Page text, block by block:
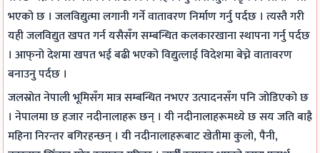
भएको छ । जलविद्युत्मा लगानी गर्ने वातावरण निर्माण गर्नु पर्दछ । त्यस्तै गरी
यही जलविद्युत खपत गर्न यसैसँग सम्बन्धित कलकारखाना स्थापना गर्नु पर्दछ
। आफ्‌नो देशमा खपत भई बढी भएको विद्युत्लाई विदेशमा बेच्ने वातावरण
बनाउनु पर्दछ ।
जलस्रोत नेपाली भूमिसँग मात्र सम्बन्धित नभएर उत्पादनसँग पनि जोडिएको छ
। नेपालमा छ हजार नदीनालाहरू छन् । यी नदीनालाहरूमध्ये छ सय जति बाह्रै
महिना निरन्तर बगिरहन्छन् । यी नदीनालाहरूबाट खेतीमा कुलो, पैनी,
C
o
n
t
r
u
m
e
n
D
e
s
c
C
o
n
t
r
i
c
S
u
d
i
:
E
n
i
n
e